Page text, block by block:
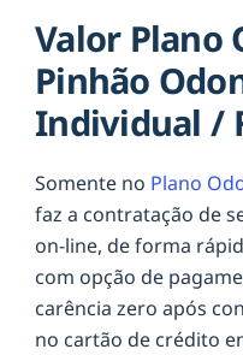
Valor Plano
Pinhão
Individual /
Somente no Plano
faz a contratação de
on-line, de forma
com opção de
carência zero após
no cartão de crédito